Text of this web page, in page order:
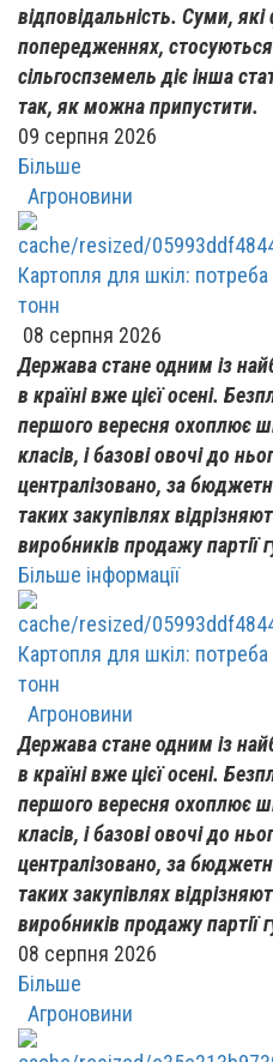
відповідальність. Суми,
попередженнях,
сільгоспземель діє інша
так, як можна припустити.
09 серпня 2026
Більше
Агроновини
Картопля для шкіл:
тонн
08 серпня 2026
Держава стане одним із
в країні вже цієї осені.
першого вересня охоплює
класів, і базові овочі до
централізовано, за
таких закупівлях
виробників продажу партії
Більше інформації
Картопля для шкіл:
тонн
Агроновини
Держава стане одним із
в країні вже цієї осені.
першого вересня охоплює
класів, і базові овочі до
централізовано, за
таких закупівлях
виробників продажу партії
08 серпня 2026
Більше
Агроновини